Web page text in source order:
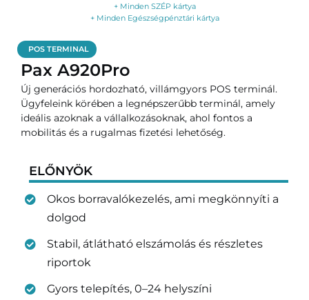
+ Minden SZÉP kártya
+ Minden Egészségpénztári kártya
POS TERMINAL
Pax A920Pro
Új generációs hordozható, villámgyors POS terminál.
Ügyfeleink körében a legnépszerűbb terminál, amely
ideális azoknak a vállalkozásoknak, ahol fontos a
mobilitás és a rugalmas fizetési lehetőség.
ELŐNYÖK
Okos borravalókezelés, ami megkönnyíti a
dolgod
Stabil, átlátható elszámolás és részletes
riportok
Gyors telepítés, 0–24 helyszíni